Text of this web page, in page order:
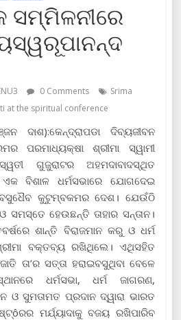
ସମ୍ମିଳନୀରେ
0 Comments
Srima
at the spiritual conference
ଦାଶ):କେନ୍ଦ୍ରାପଡା ଦିବ୍ୟଜୀବନ
ପରମାଧ୍ୟକ୍ଷା ଶ୍ରୀମା ସ୍ୱାମୀ
ଗୁଜୁରାଟର ଅହମଦାବାଦସ୍ଥିତ
ବିଶାଳ ଧର୍ମସଭାରେ ଯୋଗଦେଇ
କୁଟୁମ୍ବକମର ଦେଶ। ଯେଉଁଠି
ସମସ୍ତେ ହେଉଛନ୍ତି ତାହାର ସନ୍ତାନ।
ଶାନ୍ତି ବିରାଜମାନ କରୁ ଓ ଧର୍ମ
ବକ୍ତବ୍ୟ ରଖିଥିଲେ। ଏଥିସହିତ
ତା’ର ସତ୍ତା ହରାଇବସୁଥିବା ବେଳେ
ଧର୍ମସଭା, ଧର୍ମ ଜାଗରଣ,
ସୁମତାମତ ପ୍ରଦାନ ଦ୍ୱାରା ଭାରତ
ମର୍ଯ୍ୟାଦାକୁ ବଜୟ ରଖିପାରିବ